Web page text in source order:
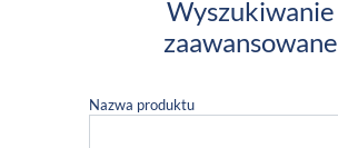
Wyszukiwanie
zaawansowane
Nazwa produktu